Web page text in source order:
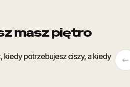
masz piętro
kiedy potrzebujesz ciszy, a kiedy